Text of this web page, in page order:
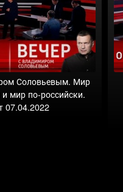
Соловьевым. Мир
мир по-российски.
07.04.2022